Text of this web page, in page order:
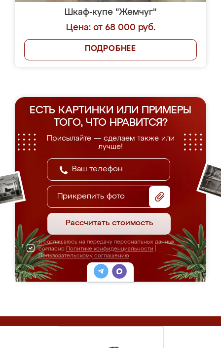
Шкаф-купе "Жемчуг"
Цена: от 68 000 руб.
ПОДРОБНЕЕ
ЕСТЬ КАРТИНКИ ИЛИ ПРИМЕРЫ
ТОГО, ЧТО НРАВИТСЯ?
Присылайте — сделаем также или
лучше!
Прикрепить фото
Рассчитать стоимость
Я соглашаюсь на передачу персональных данных
согласно Политике конфиденциальности
Пользовательскому соглашению